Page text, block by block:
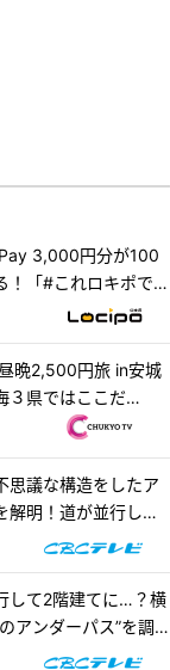
3,000円分が100
！「#これロキポで見
ンペーン
晩2,500円旅 in安城
３県ではここだ
まるうどん×吉野家
性は無限大！＆「福
られる安城の新名物
思議な構造をしたア
解明！道が並行して2
たワケとは『道との
して2階建てに…？横
アンダーパス”を調
遭遇』